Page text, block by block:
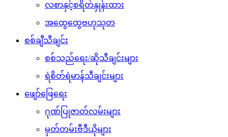
လစာနှင့်စရိတ်နှုန်းထား
အထွေထွေဗဟုသုတ
စစ်ချီသီချင်း
စစ်သည်ရေး/ဆိုသီချင်းများ
ရဲစိတ်ရဲမာန်သီချင်းများ
ဖျော်ဖြေရေး
ဂုဏ်ပြုဇာတ်လမ်းများ
မှတ်တမ်းဗီဒီယိုများ